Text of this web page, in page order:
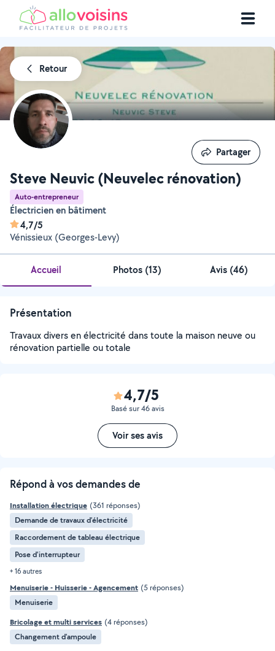
Retour
Steve Neuvic (Neuvelec rénovation)
Auto-entrepreneur
électricien en bâtiment
4,7/5
Vénissieux (Georges-Levy)
Partager
Partager
Accueil Photos (13) Avis (46)
Présentation
Travaux divers en électricité dans toute la maison neuve ou
rénovation partielle ou totale
4,7/5
Basé sur 46 avis
Voir ses avis
Répond à vos demandes de
Installation électrique (361 réponses)
Demande de travaux d’électricité
Raccordement de tableau électrique
Pose d'interrupteur
+ 16 autres
Menuiserie - Huisserie - Agencement (5 réponses)
Menuiserie
Bricolage et multi services (4 réponses)
Changement d'ampoule